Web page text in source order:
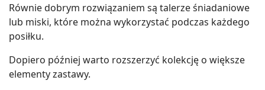
Równie dobrym rozwiązaniem są talerze śniadaniowe
lub miski, które można wykorzystać podczas każdego
posiłku.
Dopiero później warto rozszerzyć kolekcję o większe
elementy zastawy.